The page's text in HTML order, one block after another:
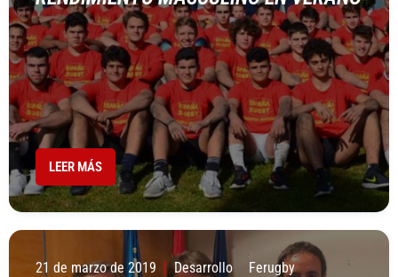
LEER MÁS
21 de marzo de 2019 Desarrollo Ferugby